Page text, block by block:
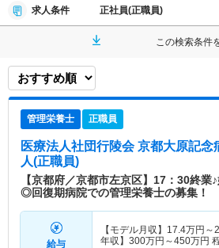
求人条件 正社員(正職員)
この検索条件
管理栄養士 正職員
医療法人社団行陵会 京都大原記念
人(正職員)
【京都府／京都市左京区】17：30終業
◎回復期病院での管理栄養士の募集！
給与
【モデル月収】 17.4万円～
年収】 300万円～450万円